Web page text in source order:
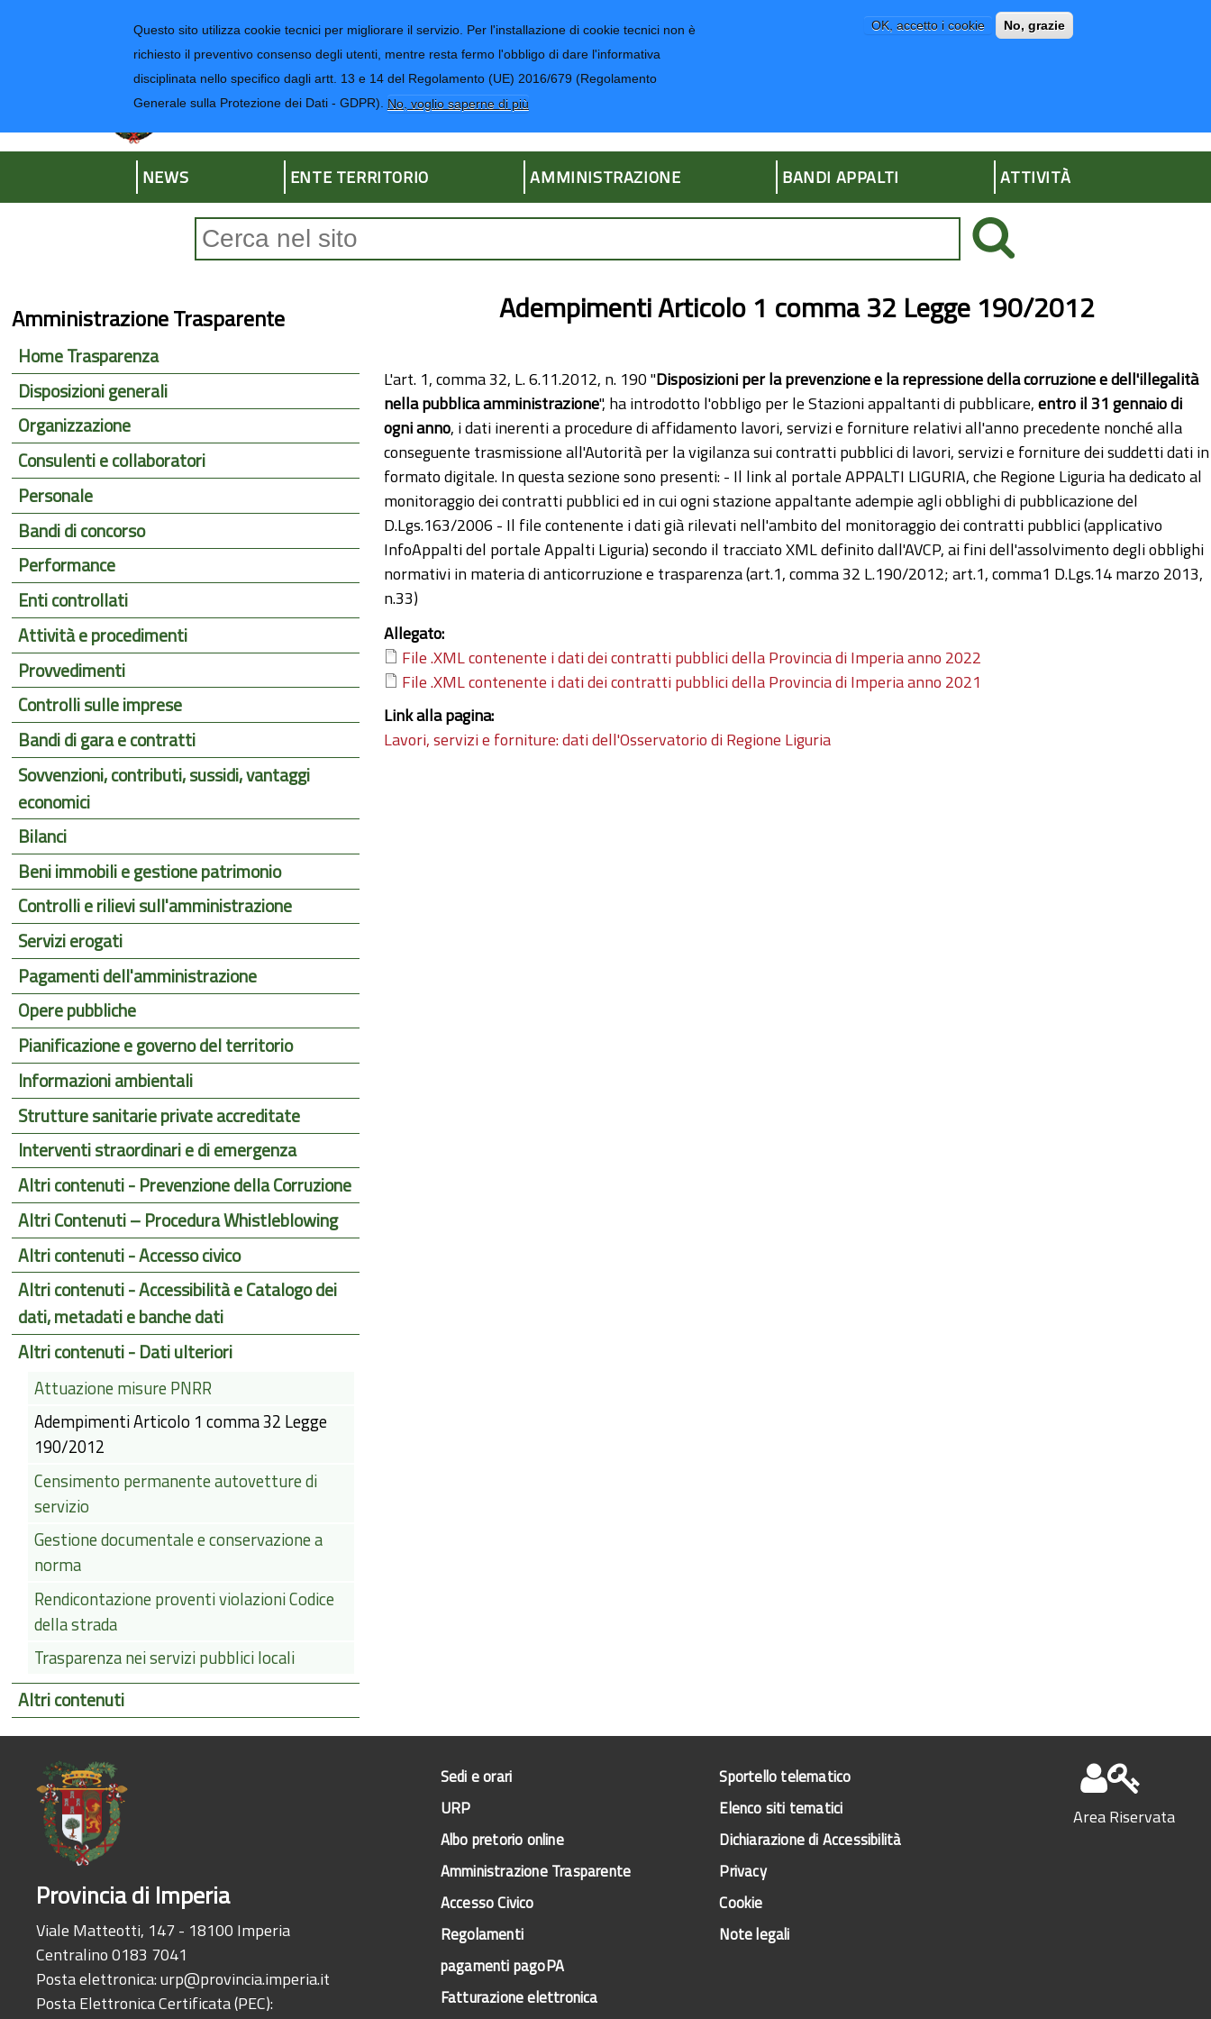
Questo sito utilizza cookie tecnici per migliorare il servizio. Per l'installazione di cookie tecnici non è
richiesto il preventivo consenso degli utenti, mentre resta fermo l'obbligo di dare l'informativa
disciplinata nello specifico dagli artt. 13 e 14 del Regolamento (UE) 2016/679 (Regolamento
Generale sulla Protezione dei Dati - GDPR). No, voglio saperne di più
OK, accetto i cookie No, grazie
Regione Liguria
Provincia di Imperia
NEWS ENTE TERRITORIO AMMINISTRAZIONE BANDI APPALTI ATTIVITÀ
Adempimenti Articolo 1 comma 32 Legge 190/2012
L'art. 1, comma 32, L. 6.11.2012, n. 190 "Disposizioni per la prevenzione e la repressione della corruzione e dell'illegalità
nella pubblica amministrazione", ha introdotto l'obbligo per le Stazioni appaltanti di pubblicare,entro il 31 gennaio di
ogni anno, i dati inerenti a procedure di affidamento lavori, servizi e forniture relativi all'anno precedente nonché alla
conseguente trasmissione all'Autorità per la vigilanza sui contratti pubblici di lavori, servizi e forniture dei suddetti dati in
formato digitale. In questa sezione sono presenti: - Il link al portale APPALTI LIGURIA, che Regione Liguria ha dedicato al
monitoraggio dei contratti pubblici ed in cui ogni stazione appaltante adempie agli obblighi di pubblicazione del
D.Lgs.163/2006 - Il file contenente i dati già rilevati nell'ambito del monitoraggio dei contratti pubblici (applicativo
InfoAppalti del portale Appalti Liguria) secondo il tracciato XML definito dall'AVCP, ai fini dell'assolvimento degli obblighi
normativi in materia di anticorruzione e trasparenza (art.1, comma 32 L.190/2012; art.1, comma1 D.Lgs.14 marzo 2013,
n.33)
Allegato:
File .XML contenente i dati dei contratti pubblici della Provincia di Imperia anno 2022
File .XML contenente i dati dei contratti pubblici della Provincia di Imperia anno 2021
Link alla pagina:
Lavori, servizi e forniture: dati dell'Osservatorio di Regione Liguria
Amministrazione Trasparente
Home Trasparenza
Disposizioni generali
Organizzazione
Consulenti e collaboratori
Personale
Bandi di concorso
Performance
Enti controllati
Attività e procedimenti
Provvedimenti
Controlli sulle imprese
Bandi di gara e contratti
Sovvenzioni, contributi, sussidi, vantaggi
economici
Bilanci
Beni immobili e gestione patrimonio
Controlli e rilievi sull'amministrazione
Servizi erogati
Pagamenti dell'amministrazione
Opere pubbliche
Pianificazione e governo del territorio
Informazioni ambientali
Strutture sanitarie private accreditate
Interventi straordinari e di emergenza
Altri contenuti - Prevenzione della Corruzione
Altri Contenuti – Procedura Whistleblowing
Altri contenuti - Accesso civico
Altri contenuti - Accessibilità e Catalogo dei
dati, metadati e banche dati
Altri contenuti - Dati ulteriori
Attuazione misure PNRR
Adempimenti Articolo 1 comma 32 Legge
190/2012
Censimento permanente autovetture di
servizio
Gestione documentale e conservazione a
norma
Rendicontazione proventi violazioni Codice
della strada
Trasparenza nei servizi pubblici locali
Altri contenuti
Provincia di Imperia
Viale Matteotti, 147 - 18100 Imperia
Centralino 0183 7041
Posta elettronica:urp@provincia.imperia.it
Posta Elettronica Certificata (PEC):
Sedi e orari
URP
Albo pretorio online
Amministrazione Trasparente
Accesso Civico
Regolamenti
pagamenti pagoPA
Fatturazione elettronica
Sportello telematico
Elenco siti tematici
Dichiarazione di Accessibilità
Privacy
Cookie
Note legali
Area Riservata